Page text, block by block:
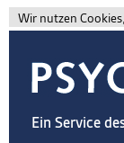
Wir nutzen
Ein Service